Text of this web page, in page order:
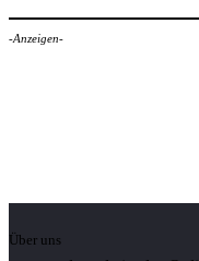
-Anzeigen-
Über uns